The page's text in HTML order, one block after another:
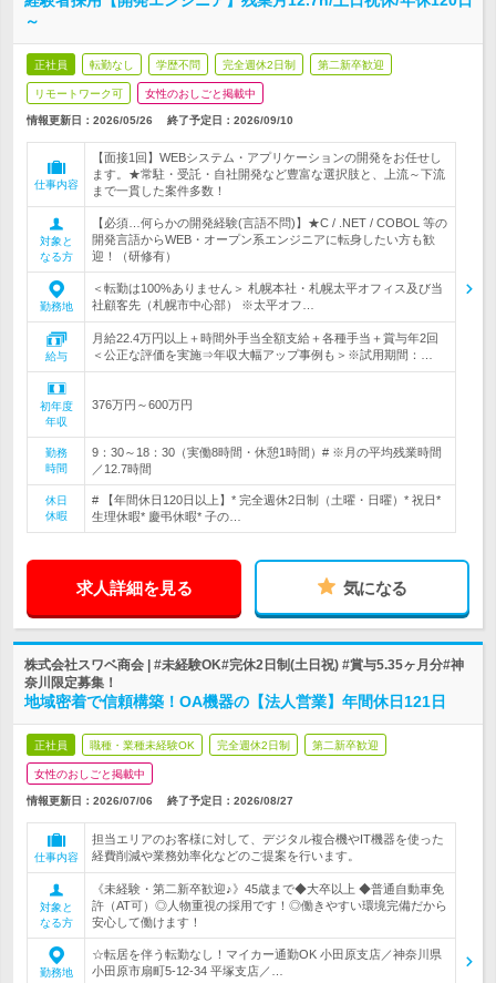
～
正社員 転勤なし 学歴不問 完全週休2日制 第二新卒歓迎
リモートワーク可 女性のおしごと掲載中
情報更新日：2026/05/26 終了予定日： 2026/09/10
仕事内容
【面接1回】WEBシステム・アプリケーションの開発をお任せし
ます。★常駐・受託・自社開発など豊富な選択肢と、上流～下流
まで一貫した案件多数！
対象と
なる方
【必須…何らかの開発経験(言語不問)】★C / .NET / COBOL 等の
開発言語からWEB・オープン系エンジニアに転身したい方も歓
迎！（研修有）
勤務地
＜転勤は100%ありません＞ 札幌本社・札幌太平オフィス及び当
社顧客先（札幌市中心部） ※太平オフ…
給与
月給22.4万円以上＋時間外手当全額支給＋各種手当＋賞与年2回
＜公正な評価を実施⇒年収大幅アップ事例も＞※試用期間：…
初年度
年収
376万円～600万円
勤務
時間
9：30～18：30（実働8時間・休憩1時間）# ※月の平均残業時間
／12.7時間
休日
休暇
# 【年間休日120日以上】* 完全週休2日制（土曜・日曜）* 祝日*
生理休暇* 慶弔休暇* 子の…
求人詳細を見る 気になる
株式会社スワベ商会 | #未経験OK#完休2日制(土日祝) #賞与5.35ヶ月分#神
奈川限定募集！
地域密着で信頼構築！OA機器の【法人営業】年間休日121日
正社員 職種・業種未経験OK 完全週休2日制 第二新卒歓迎
女性のおしごと掲載中
情報更新日：2026/07/06 終了予定日： 2026/08/27
仕事内容
担当エリアのお客様に対して、デジタル複合機やIT機器を使った
経費削減や業務効率化などのご提案を行います。
対象と
なる方
《未経験・第二新卒歓迎♪》45歳まで◆大卒以上 ◆普通自動車免
許（AT可）◎人物重視の採用です！◎働きやすい環境完備だから
安心して働けます！
勤務地
☆転居を伴う転勤なし！マイカー通勤OK 小田原支店／神奈川県
小田原市扇町5-12-34 平塚支店／…